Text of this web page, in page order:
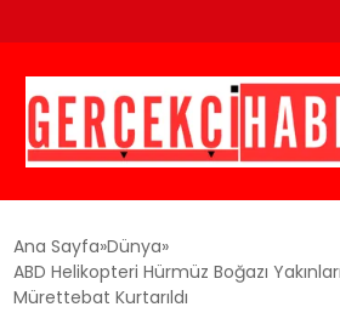
GÜNCEL
EĞITIM
Ana Sayfa Dünya
ABD Helikopteri Hürmüz Boğazı
Mürettebat Kurtarıldı